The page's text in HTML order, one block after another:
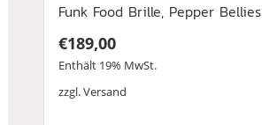
Funk Food Brille, Pepper
€189,00
Enthält 19% MwSt.
zzgl.Versand